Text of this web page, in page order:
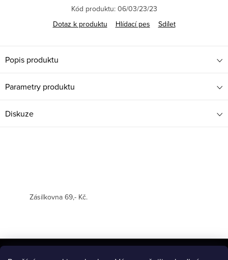
Kód produktu: 06/03/23/23
Dotaz k produktu
Hlídací pes Sdílet
Popis produktu
Parametry produktu
Diskuze
Zásilkovna 69,- Kč.
Z